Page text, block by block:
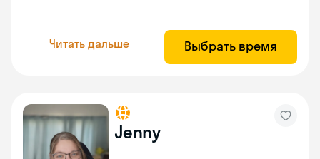
Читать дальше Выбрать время
Jenny